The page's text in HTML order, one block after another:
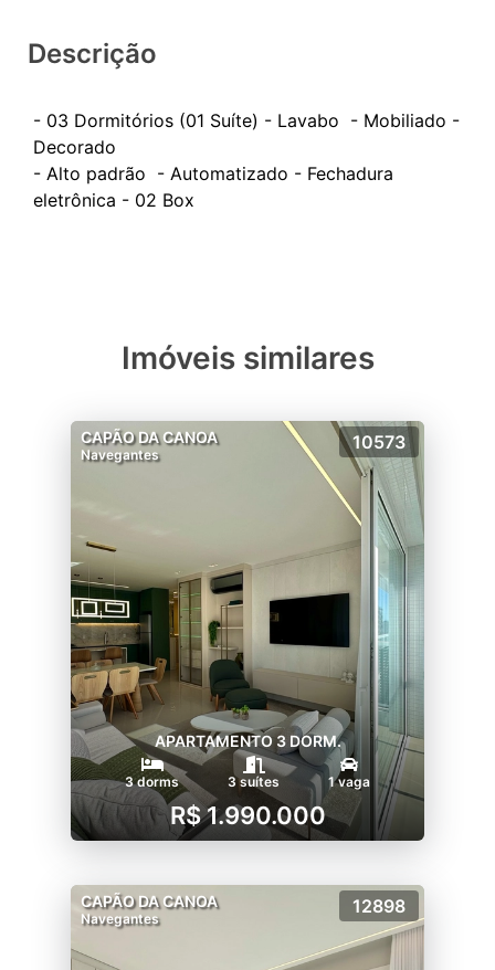
Descrição
- 03 Dormitórios (01 Suíte) - Lavabo ⁣ - Mobiliado⁣ -
Decorado⁣
- Alto padrão ⁣ - Automatizado - ⁠Fechadura
eletrônica - 02 Box ⁣⁣
Imóveis similares
CAPÃO DA CANOA
Navegantes
10573
APARTAMENTO 3 DORM.
3 dorms 3 suítes 1 vaga
R$ 1.990.000
CAPÃO DA CANOA
Navegantes
12898